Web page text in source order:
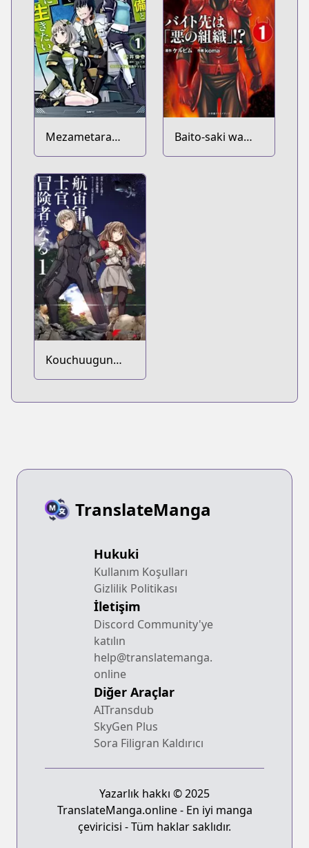
Mezametara
Saikyou Soubi to
Uchuusenmochi
Datta node,
Ikkodate
Mezashite
Youhei toshite
Jiyuu ni Ikitai
Baito-saki wa
"Aku no
Kouchuugun
Shikan,
TranslateManga
Hukuki
Kullanım Koşulları
Gizlilik Politikası
İletişim
Discord Community'ye
katılın
help@translatemanga.
online
Diğer Araçlar
AITransdub
SkyGen Plus
Sora Filigran Kaldırıcı
Yazarlık hakkı © 2025
TranslateManga.online - En iyi manga
çeviricisi - Tüm haklar saklıdır.